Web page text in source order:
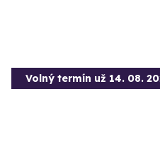
Volný termín už 14. 08.